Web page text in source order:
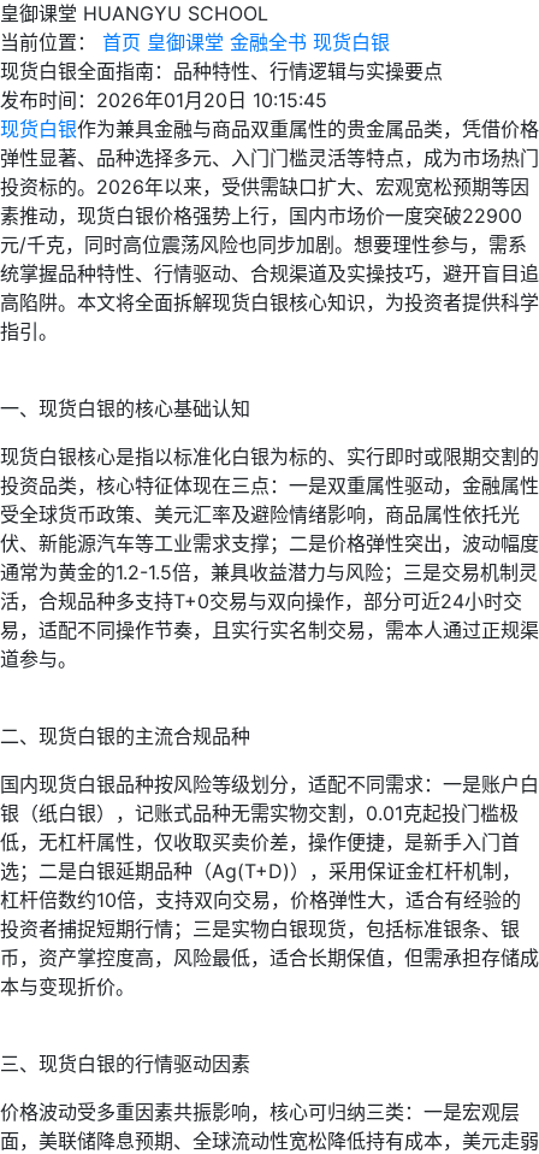
皇御课堂 HUANGYU SCHOOL
当前位置：
首页 皇御课堂 金融全书 现货白银
现货白银全面指南：品种特性、行情逻辑与实操要点
发布时间：2026年01月20日 10:15:45
现货白银作为兼具金融与商品双重属性的贵金属品类，凭借价格
弹性显著、品种选择多元、入门门槛灵活等特点，成为市场热门
投资标的。2026年以来，受供需缺口扩大、宏观宽松预期等因
素推动，现货白银价格强势上行，国内市场价一度突破22900
元/千克，同时高位震荡风险也同步加剧。想要理性参与，需系
统掌握品种特性、行情驱动、合规渠道及实操技巧，避开盲目追
高陷阱。本文将全面拆解现货白银核心知识，为投资者提供科学
指引。
一、现货白银的核心基础认知
现货白银核心是指以标准化白银为标的、实行即时或限期交割的
投资品类，核心特征体现在三点：一是双重属性驱动，金融属性
受全球货币政策、美元汇率及避险情绪影响，商品属性依托光
伏、新能源汽车等工业需求支撑；二是价格弹性突出，波动幅度
通常为黄金的1.2-1.5倍，兼具收益潜力与风险；三是交易机制灵
活，合规品种多支持T+0交易与双向操作，部分可近24小时交
易，适配不同操作节奏，且实行实名制交易，需本人通过正规渠
道参与。
二、现货白银的主流合规品种
国内现货白银品种按风险等级划分，适配不同需求：一是账户白
银（纸白银），记账式品种无需实物交割，0.01克起投门槛极
低，无杠杆属性，仅收取买卖价差，操作便捷，是新手入门首
选；二是白银延期品种（Ag(T+D)），采用保证金杠杆机制，
杠杆倍数约10倍，支持双向交易，价格弹性大，适合有经验的
投资者捕捉短期行情；三是实物白银现货，包括标准银条、银
币，资产掌控度高，风险最低，适合长期保值，但需承担存储成
本与变现折价。
三、现货白银的行情驱动因素
价格波动受多重因素共振影响，核心可归纳三类：一是宏观层
面，美联储降息预期、全球流动性宽松降低持有成本，美元走弱